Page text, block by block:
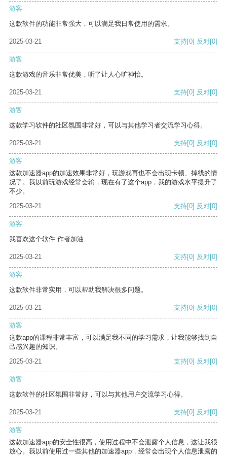
游客
这款软件的功能非常强大，可以满足我日常使用的需求。
2025-03-21 支持[0] 反对[0]
游客
这款游戏的音乐非常优美，听了让人心旷神怡。
2025-03-21 支持[0] 反对[0]
游客
这款学习软件的社区氛围非常好，可以与其他学习者交流学习心得。
2025-03-21 支持[0] 反对[0]
游客
这款加速器app的加速效果非常好，玩游戏再也不会出现卡顿、掉线的情
况了。我以前玩游戏经常会输，现在有了这个app，我的游戏水平提升了
不少。
2025-03-21
支持[0] 反对[0]
游客
我喜欢这个软件 作者加油
2025-03-21 支持[0] 反对[0]
游客
这款软件非常实用，可以帮助我解决很多问题。
2025-03-21 支持[0] 反对[0]
游客
这款app的课程非常丰富，可以满足我不同的学习需求，让我能够找到自
己感兴趣的知识。
2025-03-21
支持[0] 反对[0]
游客
这款软件的社区氛围非常好，可以与其他用户交流学习心得。
2025-03-21 支持[0] 反对[0]
游客
这款加速器app的安全性很高，使用过程中不会泄露个人信息，这让我很
放心。我以前使用过一些其他的加速器app，经常会出现个人信息泄露的